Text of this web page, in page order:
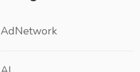
AdNetwork